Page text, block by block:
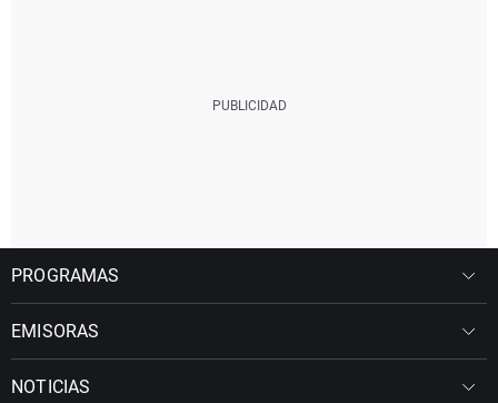
PROGRAMAS
EMISORAS
NOTICIAS